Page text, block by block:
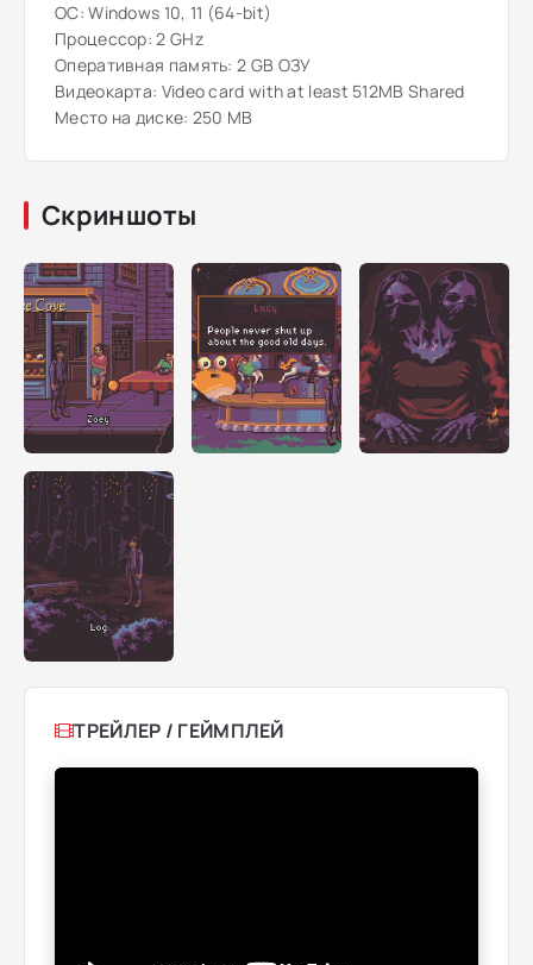
ОС: Windows 10, 11 (64-bit)
Процессор: 2 GHz
Оперативная память: 2 GB ОЗУ
Видеокарта: Video card with at least 512MB Shared
Место на диске: 250 MB
Скриншоты
ТРЕЙЛЕР / ГЕЙМПЛЕЙ